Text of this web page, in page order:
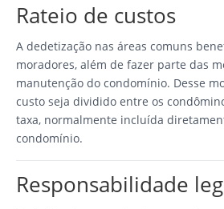
Rateio de custos
A dedetização nas áreas comuns
moradores, além de fazer parte das
manutenção do condomínio. Desse
custo seja dividido entre os
taxa, normalmente incluída
condomínio.
Responsabilidade